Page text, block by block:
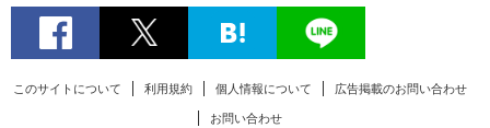
このサイトについて 利用規約 個人情報について 広告掲載のお問い合わせ
お問い合わせ